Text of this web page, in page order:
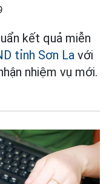
kết quả miễn
tỉnh Sơn La với
nhiệm vụ mới.